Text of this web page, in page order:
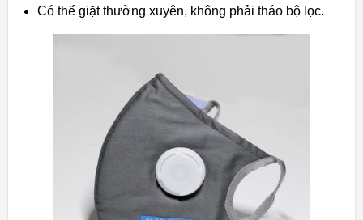
Có thể giặt thường xuyên, không phải tháo bộ lọc.